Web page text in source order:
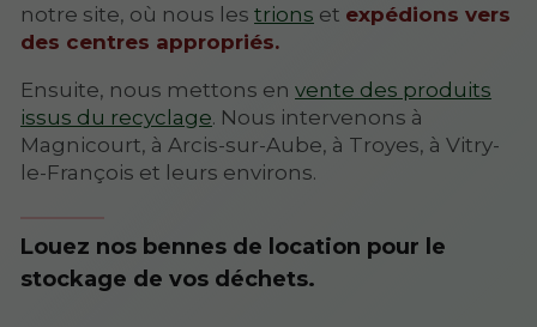
notre site, où nous lestrions et expédions vers
des centres appropriés.
Ensuite, nous mettons envente des produits
issus du recyclage. Nous intervenons à
Magnicourt, à Arcis-sur-Aube, à Troyes, à Vitry-
le-François et leurs environs.
Louez nos bennes de location pour le
stockage de vos déchets.